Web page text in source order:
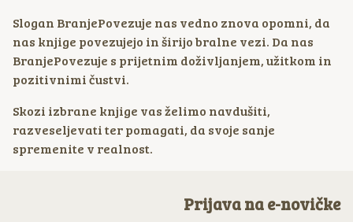
Slogan BranjePovezuje nas vedno znova opomni, da
nas knjige povezujejo in širijo bralne vezi. Da nas
BranjePovezuje s prijetnim doživljanjem, užitkom in
pozitivnimi čustvi.
Skozi izbrane knjige vas želimo navdušiti,
razveseljevati ter pomagati, da svoje sanje
spremenite v realnost.
Prijava na e-novičke